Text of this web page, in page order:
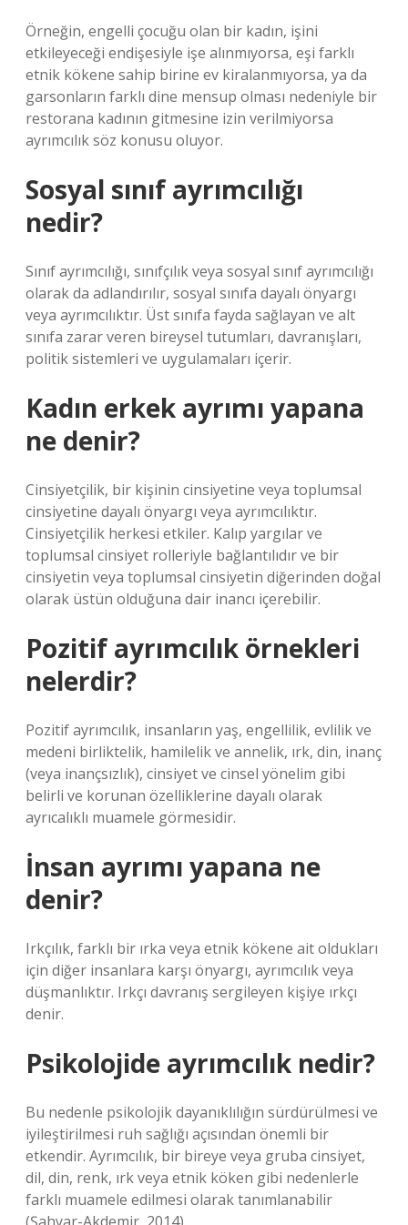
Örneğin, engelli çocuğu olan bir kadın, işini
etkileyeceği endişesiyle işe alınmıyorsa, eşi farklı
etnik kökene sahip birine ev kiralanmıyorsa, ya da
garsonların farklı dine mensup olması nedeniyle bir
restorana kadının gitmesine izin verilmiyorsa
ayrımcılık söz konusu oluyor.
Sosyal sınıf ayrımcılığı
nedir?
Sınıf ayrımcılığı, sınıfçılık veya sosyal sınıf ayrımcılığı
olarak da adlandırılır, sosyal sınıfa dayalı önyargı
veya ayrımcılıktır. Üst sınıfa fayda sağlayan ve alt
sınıfa zarar veren bireysel tutumları, davranışları,
politik sistemleri ve uygulamaları içerir.
Kadın erkek ayrımı yapana
ne denir?
Cinsiyetçilik, bir kişinin cinsiyetine veya toplumsal
cinsiyetine dayalı önyargı veya ayrımcılıktır.
Cinsiyetçilik herkesi etkiler. Kalıp yargılar ve
toplumsal cinsiyet rolleriyle bağlantılıdır ve bir
cinsiyetin veya toplumsal cinsiyetin diğerinden doğal
olarak üstün olduğuna dair inancı içerebilir.
Pozitif ayrımcılık örnekleri
nelerdir?
Pozitif ayrımcılık, insanların yaş, engellilik, evlilik ve
medeni birliktelik, hamilelik ve annelik, ırk, din, inanç
(veya inançsızlık), cinsiyet ve cinsel yönelim gibi
belirli ve korunan özelliklerine dayalı olarak
ayrıcalıklı muamele görmesidir.
İnsan ayrımı yapana ne
denir?
Irkçılık, farklı bir ırka veya etnik kökene ait oldukları
için diğer insanlara karşı önyargı, ayrımcılık veya
düşmanlıktır. Irkçı davranış sergileyen kişiye ırkçı
denir.
Psikolojide ayrımcılık nedir?
Bu nedenle psikolojik dayanıklılığın sürdürülmesi ve
iyileştirilmesi ruh sağlığı açısından önemli bir
etkendir. Ayrımcılık, bir bireye veya gruba cinsiyet,
dil, din, renk, ırk veya etnik köken gibi nedenlerle
farklı muamele edilmesi olarak tanımlanabilir